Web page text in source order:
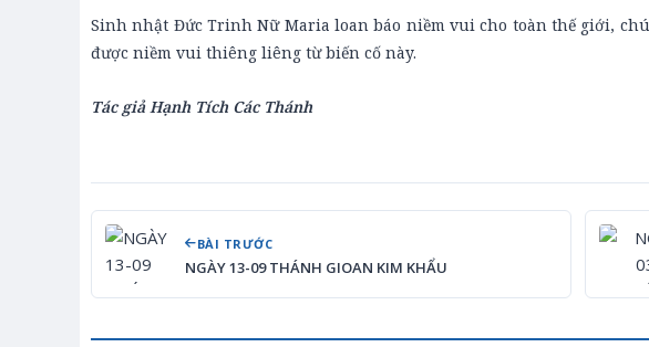
Sinh nhật Đức Trinh Nữ Maria loan báo niềm vui cho toàn thế giới,
được niềm vui thiêng liêng từ biến cố này.
Tác giả Hạnh Tích Các Thánh
BÀI TRƯỚC
NGÀY 13-09 THÁNH GIOAN KIM KHẨU